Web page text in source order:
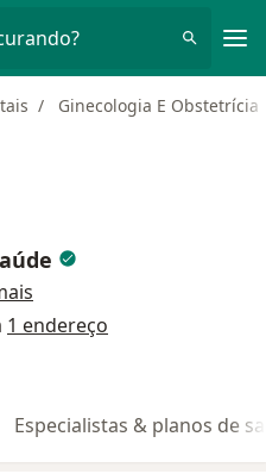
Ginecologia E Obstetrícia
1 endereço
Especialistas & planos de